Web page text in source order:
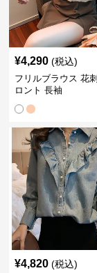
¥4,290 (税込)
フリルブラウス 花
ロント 長袖
¥4,820 (税込)